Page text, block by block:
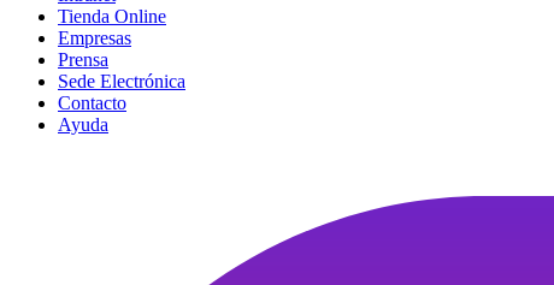
Tienda Online
Empresas
Prensa
Sede Electrónica
Contacto
Ayuda